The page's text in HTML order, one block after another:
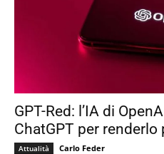
GPT-Red: l’IA di
ChatGPT per renderlo
Attualità Carlo Feder